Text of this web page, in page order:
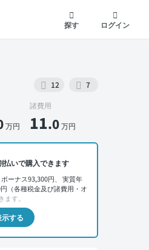
探す
ログイン
12 7
万円
諸費用
11.0万円
払いで購入できます
ーナス93,300円、 実質年
（各種税金及び諸費用・オ
す。
する